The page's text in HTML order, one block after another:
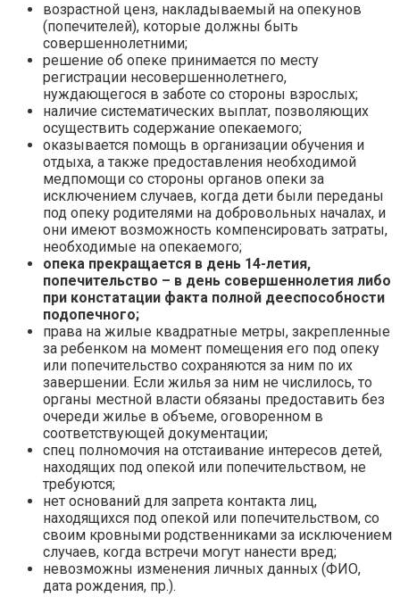
возрастной ценз, накладываемый на опекунов
(попечителей), которые должны быть
совершеннолетними;
решение об опеке принимается по месту
регистрации несовершеннолетнего,
нуждающегося в заботе со стороны взрослых;
наличие систематических выплат, позволяющих
осуществить содержание опекаемого;
оказывается помощь в организации обучения и
отдыха, а также предоставления необходимой
медпомощи со стороны органов опеки за
исключением случаев, когда дети были переданы
под опеку родителями на добровольных началах, и
они имеют возможность компенсировать затраты,
необходимые на опекаемого;
опека прекращается в день 14-летия,
попечительство – в день совершеннолетия либо
при констатации факта полной дееспособности
подопечного;
права на жилые квадратные метры, закрепленные
за ребенком на момент помещения его под опеку
или попечительство сохраняются за ним по их
завершении. Если жилья за ним не числилось, то
органы местной власти обязаны предоставить без
очереди жилье в объеме, оговоренном в
соответствующей документации;
спец полномочия на отстаивание интересов детей,
находящих под опекой или попечительством, не
требуются;
нет оснований для запрета контакта лиц,
находящихся под опекой или попечительством, со
своим кровными родственниками за исключением
случаев, когда встречи могут нанести вред;
невозможны изменения личных данных (ФИО,
дата рождения, пр.).